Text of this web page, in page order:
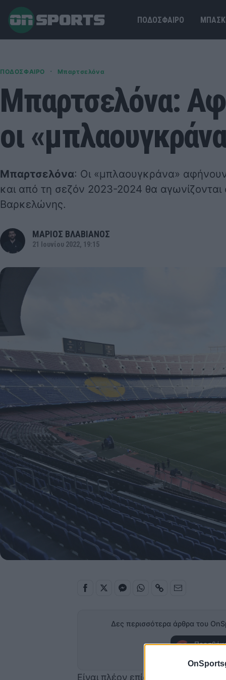
ΠΟΔΟΣΦΑΙΡΟ
ΠΟΔΟΣΦΑΙΡΟ · Μπαρτσελόνα
Μπαρτσελόνα:
οι
Μπαρτσελόνα: Οι «μπλαουγκράνα»
και από τη σεζόν 2023-2024 θα αγωνίζονται
Βαρκελώνης.
ΜΑΡΙΟΣ ΒΛΑΒΙΑΝΟΣ
21 Ιουνίου 2022, 19:15
Δες περισσότερα άρθρα του
Είναι πλέον επίσημο. Η